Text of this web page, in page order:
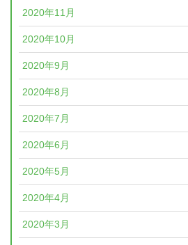
2020年11月
2020年10月
2020年9月
2020年8月
2020年7月
2020年6月
2020年5月
2020年4月
2020年3月